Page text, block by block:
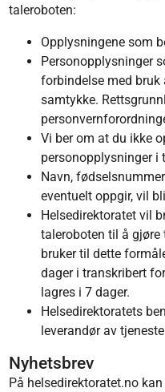
taleroboten:
Opplysningene som
Personopplysninger
forbindelse med bruk
samtykke.
Vi ber om at du ikke
personopplysninger i
Navn,
eventuelt oppgir, vil
Helsedirektoratet vil
taleroboten til å gjøre
bruker til dette
dager i transkribert
lagres i 7 dager.
Helsedirektoratets
leverandør av
Nyhetsbrev
På helsedirektoratet.no